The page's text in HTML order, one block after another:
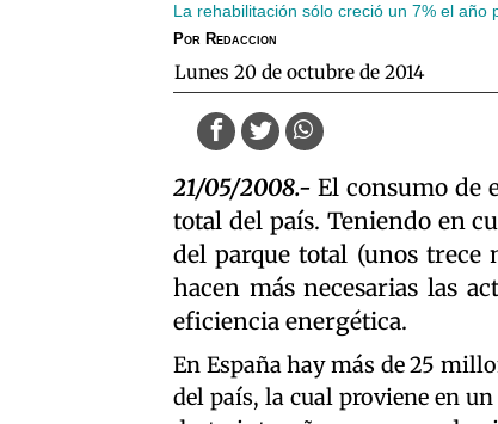
La rehabilitación sólo creció un 7% el
Por Redaccion
lunes 20 de octubre de 2014
21/05/2008.- El consumo de
total del país. Teniendo en
del parque total (unos trece
hacen más necesarias las
eficiencia energética.
En España hay más de 25
del país, la cual proviene en